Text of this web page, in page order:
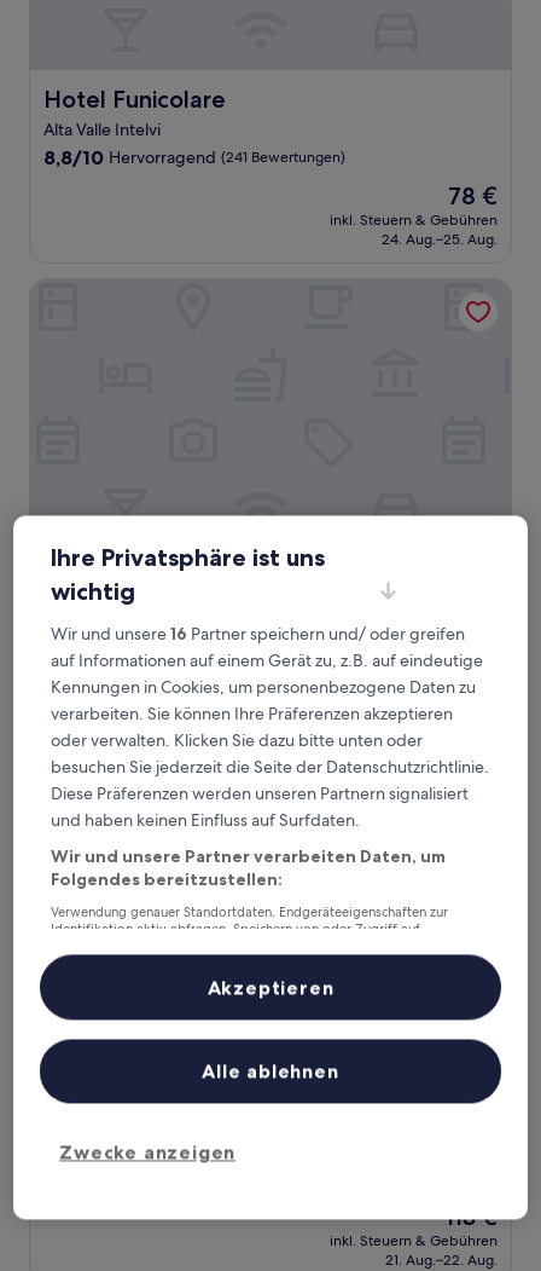
Hotel Funicolare
Hotel Funicolare
Alta Valle Intelvi
8.8
8,8/10 Hervorragend (241 Bewertungen)
Der
Preis
beträgt
78 €
inkl. Steuern & Gebühren
24. Aug.–25. Aug.
Grand Hotel Tremezzo
Grand Hotel Tremezzo
Sterne-
Unterkunft
Tremezzina
9.8
von
10,
Außergewöhnlich,
(103
Bewertungen)
9,8/10 Außergewöhnlich (103 Bewertungen)
Preis
beträgt
4.190 €
4.190 €
inkl. Steuern & Gebühren
12. Aug.–13. Aug.
Starhotels Grand Milan
Starhotels Grand Milan
Sterne-
Saronno
10,
Preis
beträgt
113 €
inkl. Steuern & Gebühren
21. Aug.–22. Aug.
Starhotels Grand Milan
Ihre Privatsphäre ist uns
wichtig
Wir und unsere16 Partner speichern und/ oder greifen
auf Informationen auf einem Gerät zu, z.B. auf eindeutige
Kennungen in Cookies, um personenbezogene Daten zu
verarbeiten. Sie können Ihre Präferenzen akzeptieren
oder verwalten. Klicken Sie dazu bitte unten oder
besuchen Sie jederzeit die Seite der Datenschutzrichtlinie.
Diese Präferenzen werden unseren Partnern signalisiert
und haben keinen Einfluss auf Surfdaten.
Wir und unsere Partner verarbeiten Daten, um
Folgendes bereitzustellen:
Verwendung genauer Standortdaten. Endgeräteeigenschaften zur
Identifikation aktiv abfragen. Speichern von oder Zugriff auf
Inhalte, Messung von Werbeleistung und der Performance von Inhalten,
Zielgruppenforschung sowie Entwicklung und Verbesserung von
Liste der Partner (Lieferanten)
Zwecke anzeigen
Alle ablehnen
Akzeptieren